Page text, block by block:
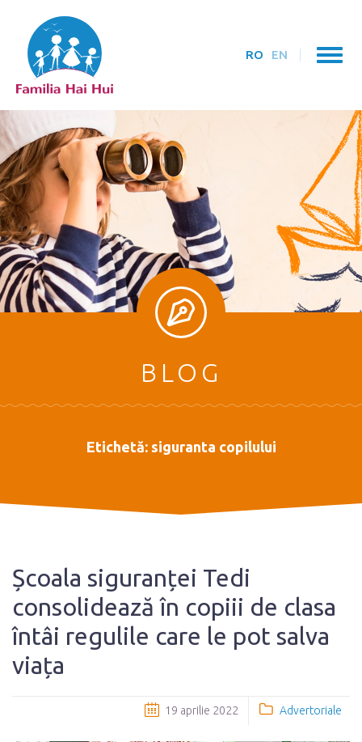
RO EN
BLOG
Etichetă: siguranta copilului
Școala siguranței Tedi
consolidează în copiii de clasa
întâi regulile care le pot salva
viața
19 aprilie 2022 Advertoriale